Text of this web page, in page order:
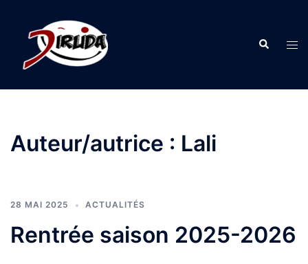
contenu
Auteur/autrice : Lali
28 MAI 2025 ACTUALITÉS
Rentrée saison 2025-2026